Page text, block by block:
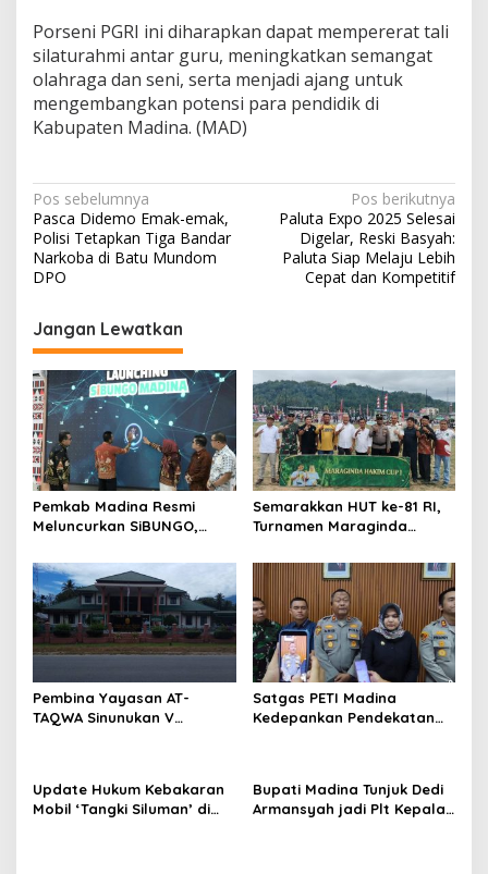
Porseni PGRI ini diharapkan dapat mempererat tali
silaturahmi antar guru, meningkatkan semangat
olahraga dan seni, serta menjadi ajang untuk
mengembangkan potensi para pendidik di
Kabupaten Madina. (MAD)
Navigasi
pos
Pos sebelumnya
Pasca Didemo Emak-emak,
Polisi Tetapkan Tiga Bandar
Narkoba di Batu Mundom
DPO
Pos berikutnya
Paluta Expo 2025 Selesai
Digelar, Reski Basyah:
Paluta Siap Melaju Lebih
Cepat dan Kompetitif
Jangan Lewatkan
Pemkab Madina Resmi
Meluncurkan SiBUNGO,
Berbasis Geospasial
Semarakkan HUT ke-81 RI,
Turnamen Maraginda
Dimulai
Pembina Yayasan AT-
TAQWA Sinunukan V
Satgas PETI Madina
Kedepankan Pendekatan
Update Hukum Kebakaran
Mobil ‘Tangki Siluman’ di
Bupati Madina Tunjuk Dedi
Armansyah jadi Plt Kepala